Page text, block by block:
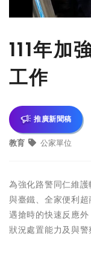
111年加
工作
推廣新聞稿
教育 公家單位
為強化路警同仁維
與臺鐵、全家便利
遇搶時的快速反應
狀況處置能力及與警